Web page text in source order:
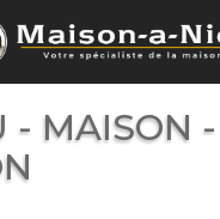
- MAISON -